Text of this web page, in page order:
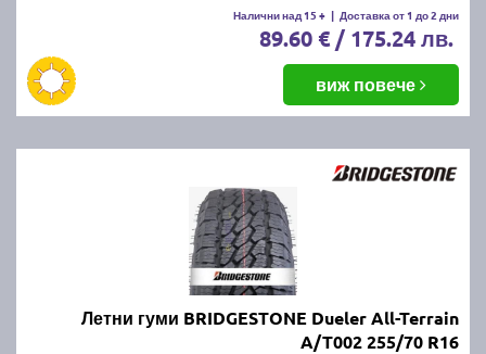
Налични над 15 + | Доставка от 1 до 2 дни
89.60 € / 175.24 лв.
виж повече
Летни гуми BRIDGESTONE Dueler All-Terrain
A/T002 255/70 R16